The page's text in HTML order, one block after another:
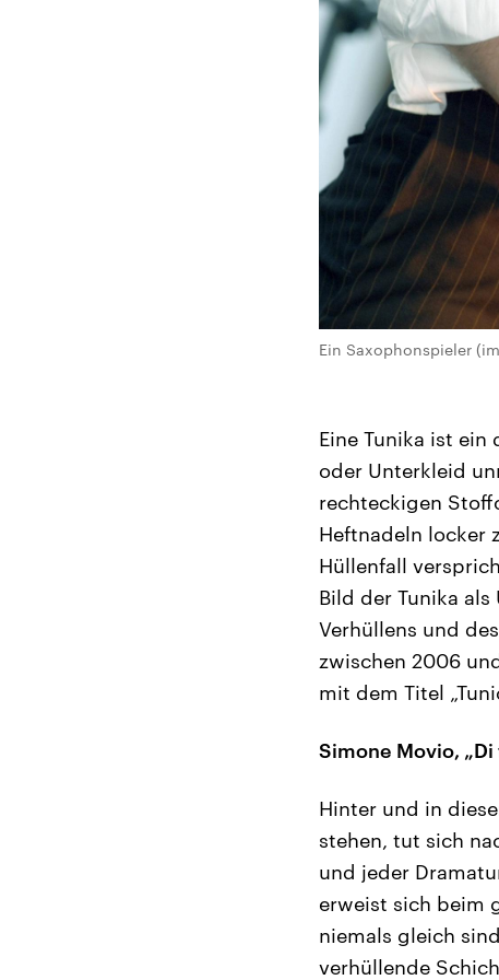
Ein Saxophonspieler
Eine Tunika ist
oder Unterkleid
rechteckigen
Heftnadeln locker
Hüllenfall
Bild der Tunika
Verhüllens und
zwischen 2006
mit dem Titel
Simone Movio,
Hinter und in
stehen, tut sich
und jeder
erweist sich beim
niemals gleich
verhüllende